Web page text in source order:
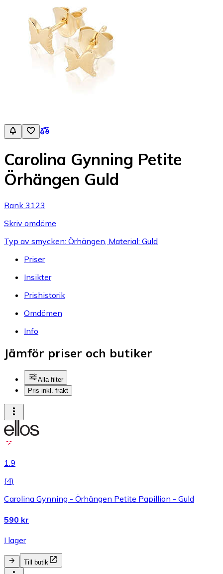
Carolina Gynning Petite
Örhängen Guld
Rank 3123
Skriv omdöme
Typ av smycken: Örhängen, Material: Guld
Priser
Insikter
Prishistorik
Omdömen
Info
Jämför priser och butiker
Alla filter
Pris inkl. frakt
1.9
(4)
Carolina Gynning - Örhängen Petite Papillion - Guld
590 kr
I lager
Till butik